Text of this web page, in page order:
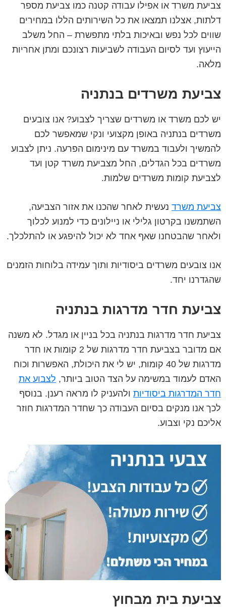
צביעת משרד או אפילו עבודה קטנה כמו צביעת מספר
דלתות, אצלנו תמצאו את כל השירותים הללו במחירים
שווים לכל נפש ובאיכות בלתי מתפשרת – החל משלב
הייעוץ ועד לסיום העבודה לשביעות רצונכם ומתן אחריות
מלאה.
צביעת משרדים בנתניה
יש לכם משרד או משרדים שצריך לצבוע? אנו צובעים
משרדים בנתניה באופן מקצועי ונקי שמאפשר לכם
להמשיך ולעבוד במשרד עם מינימום הפרעה. ניתן לצבוע
משרדים בכל הגדלים, החל מצביעת משרד קטן ועד
לצביעת קומות משרדים שלמות.
צביעת משרד נעשית לאחר שהכנו את אזור הצביעה,
השתמשנו בקרטון גלילי או ניילונים כדי למנוע לכלוך
ולאחר שהבטחנו שאף אחד לא יכול להיפגע או להתלכלך.
אנו צובעים משרדים ביסודיות ותוך עמידה בלוחות הזמנים
שהגדרנו יחד.
צביעת חדר מדרגות בנתניה
צביעת חדר מדרגות בנתניה בכל בניין או מגדל. לא משנה
אם מדובר בצביעת חדר מדרגות של 2 קומות או חדר
מדרגות של 40 קומות, יש לי את היכולת, האפשרות וכוח
האדם לעמוד במשימה על הצד הטוב ביותר, לצבוע את
חדר המדרגות ביסודיות ולהעניק לו מראה רענן. בנוסף
לכך אנו מנקים בסיום העבודה כך שחדר המדרגות חוזר
אליכם נקי וצבוע.
צביעת בית מבחוץ